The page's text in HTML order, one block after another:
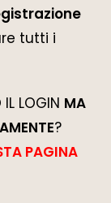
tutti i
IL LOGIN MA
?
PAGINA